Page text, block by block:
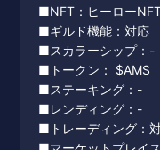
■NFT：ヒーロー
■ギルド機能：対応
■スカラーシップ：-
■トークン： $AMS
■ステーキング：-
■レンディング：-
■トレーディング：